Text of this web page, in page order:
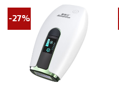
-27%